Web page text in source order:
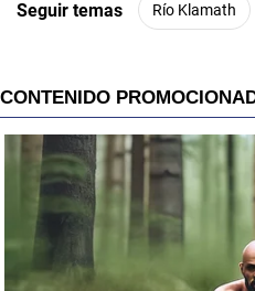
Seguir temas Río Klamath